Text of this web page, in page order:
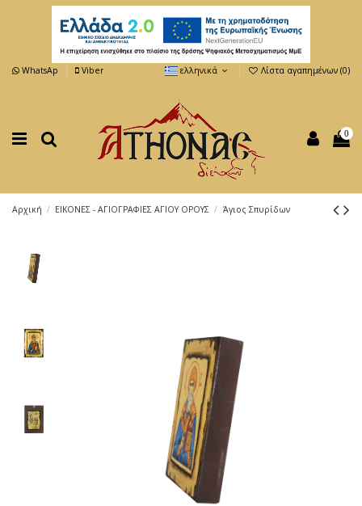
WhatsAp Viber ελληνικά Λίστα αγαπημένων (0)
0
Αρχική ΕΙΚΟΝΕΣ - ΑΓΙΟΓΡΑΦΙΕΣ ΑΓΙΟΥ ΟΡΟΥΣ Άγιος Σπυρίδων